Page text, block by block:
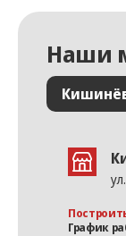
Наши
График